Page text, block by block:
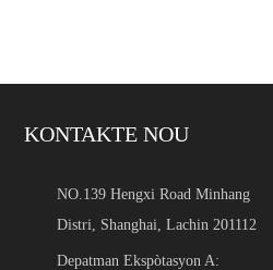
KONTAKTE NOU
NO.139 Hengxi Road Minhang
Distri, Shanghai, Lachin 201112
Depatman Ekspòtasyon A: